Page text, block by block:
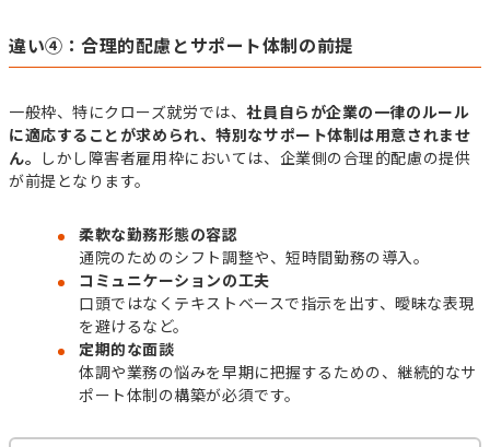
違い④：合理的配慮とサポート体制の前提
一般枠、特にクローズ就労では、社員自らが企業の一律のルール
に適応することが求められ、特別なサポート体制は用意されませ
ん。 しかし障害者雇用枠においては、企業側の合理的配慮の提供
が前提となります。
柔軟な勤務形態の容認
通院のためのシフト調整や、短時間勤務の導入。
コミュニケーションの工夫
口頭ではなくテキストベースで指示を出す、曖昧な表現
を避けるなど。
定期的な面談
体調や業務の悩みを早期に把握するための、継続的なサ
ポート体制の構築が必須です。